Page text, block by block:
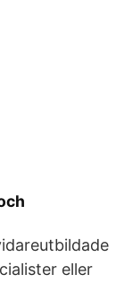
eller